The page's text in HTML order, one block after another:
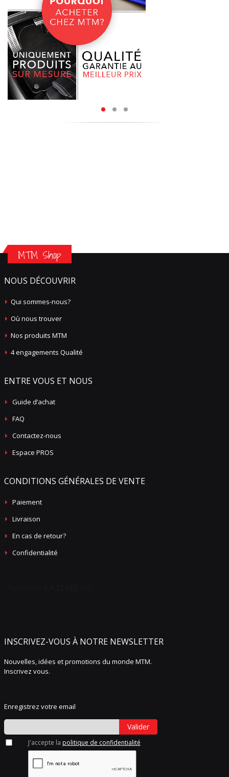
MTM Shop
NOUS DÉCOUVRIR
Qui sommes-nous?
Où nous trouver
Nos produits MTM
4 engagements Qualité
ENTRE VOUS ET NOUS
Guide d’achat
FAQ
Contactez-nous
Espace PROS
CONDITIONS GÉNÉRALES DE VENTE
Paiement
Livraison
En cas de retour?
Confidentialité
INSCRIVEZ-VOUS À NOTRE NEWSLETTER
Nouvelles, idées et promotions du monde MTM.
Inscrivez vous.
Enregistrez votre email
Valider
J'accepte la politique de confidentialité